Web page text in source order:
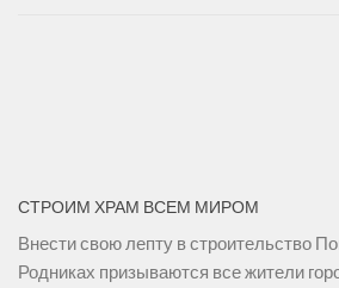
СТРОИМ ХРАМ ВСЕМ МИРОМ
Внести свою лепту в строительство
Родниках призываются все жители